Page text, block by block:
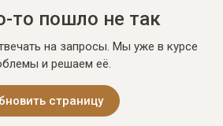
то пошло не так
на запросы. Мы уже в курсе
и решаем её.
страницу